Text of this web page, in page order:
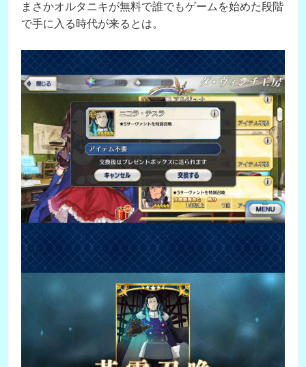
まさかオルタニキが無料で誰でもゲームを始めた段階
で手に入る時代が来るとは。